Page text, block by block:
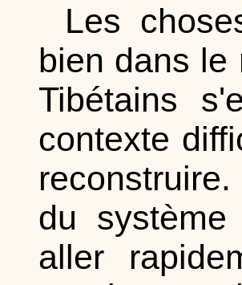
Les
bien dans le
Tibétains
contexte
du système
aller